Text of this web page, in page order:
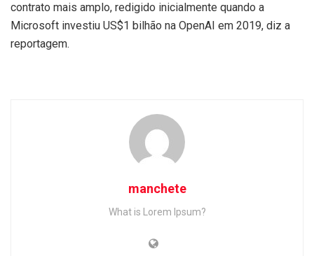
contrato mais amplo, redigido inicialmente quando a
Microsoft investiu US$1 bilhão na OpenAI em 2019, diz a
reportagem.
manchete
What is Lorem Ipsum?